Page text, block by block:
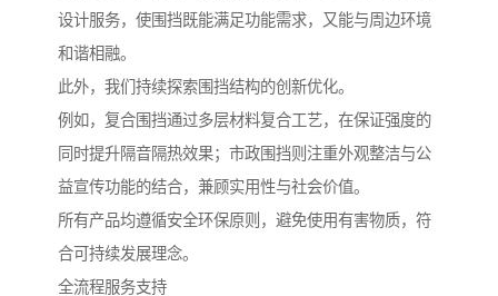
设计服务，使围挡既能满足功能需求，又能与周边环境
和谐相融。
此外，我们持续探索围挡结构的创新优化。
例如，复合围挡通过多层材料复合工艺，在保证强度的
同时提升隔音隔热效果；市政围挡则注重外观整洁与公
益宣传功能的结合，兼顾实用性与社会价值。
所有产品均遵循安全环保原则，避免使用有害物质，符
合可持续发展理念。
全流程服务支持